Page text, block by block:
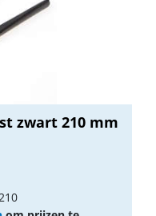
zwart 210 mm